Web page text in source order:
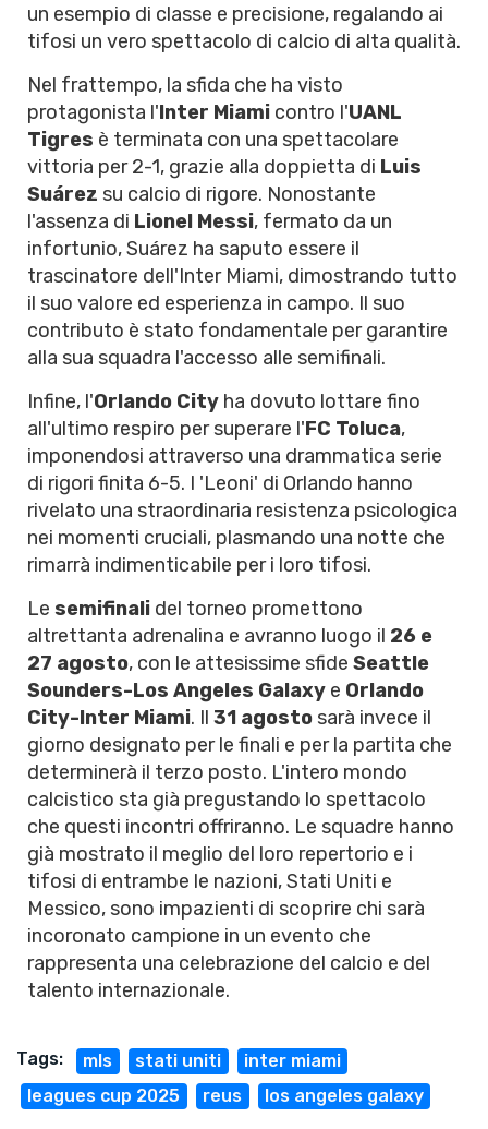
un esempio di classe e precisione, regalando ai
tifosi un vero spettacolo di calcio di alta qualità.
Nel frattempo, la sfida che ha visto
protagonista l'Inter Miami contro l'UANL
Tigres è terminata con una spettacolare
vittoria per 2-1, grazie alla doppietta di Luis
Suárez su calcio di rigore. Nonostante
l'assenza di Lionel Messi, fermato da un
infortunio, Suárez ha saputo essere il
trascinatore dell'Inter Miami, dimostrando tutto
il suo valore ed esperienza in campo. Il suo
contributo è stato fondamentale per garantire
alla sua squadra l'accesso alle semifinali.
Infine, l'Orlando City ha dovuto lottare fino
all'ultimo respiro per superare l'FC Toluca,
imponendosi attraverso una drammatica serie
di rigori finita 6-5. I 'Leoni' di Orlando hanno
rivelato una straordinaria resistenza psicologica
nei momenti cruciali, plasmando una notte che
rimarrà indimenticabile per i loro tifosi.
Le semifinali del torneo promettono
altrettanta adrenalina e avranno luogo il 26 e
27 agosto, con le attesissime sfide Seattle
Sounders-Los Angeles Galaxy e Orlando
City-Inter Miami. Il 31 agosto sarà invece il
giorno designato per le finali e per la partita che
determinerà il terzo posto. L'intero mondo
calcistico sta già pregustando lo spettacolo
che questi incontri offriranno. Le squadre hanno
già mostrato il meglio del loro repertorio e i
tifosi di entrambe le nazioni, Stati Uniti e
Messico, sono impazienti di scoprire chi sarà
incoronato campione in un evento che
rappresenta una celebrazione del calcio e del
talento internazionale.
Tags: mls stati uniti
inter miami
leagues cup 2025
reus los angeles galaxy